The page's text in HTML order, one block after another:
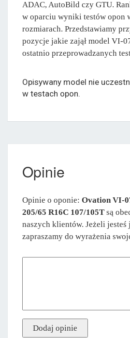
ADAC, AutoBild czy GTU.
w oparciu wyniki testów opon
rozmiarach. Przedstawiamy
pozycje jakie zajął model VI-
ostatnio przeprowadzanych
Opisywany model nie
w testach opon.
Opinie
Opinie o oponie: Ovation VI-
205/65 R16C 107/105T są
naszych klientów. Jeżeli jesteś
zapraszamy do wyrażenia